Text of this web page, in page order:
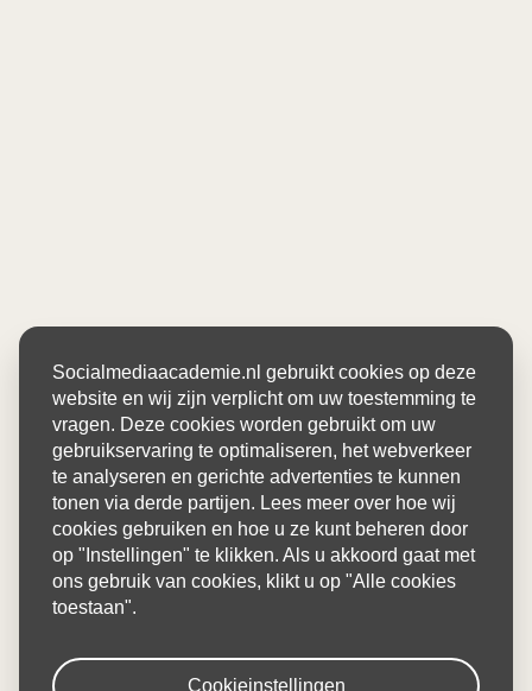
Socialmediaacademie.nl gebruikt cookies op deze
website en wij zijn verplicht om uw toestemming te
vragen. Deze cookies worden gebruikt om uw
gebruikservaring te optimaliseren, het webverkeer
te analyseren en gerichte advertenties te kunnen
tonen via derde partijen. Lees meer over hoe wij
cookies gebruiken en hoe u ze kunt beheren door
op "Instellingen" te klikken. Als u akkoord gaat met
ons gebruik van cookies, klikt u op "Alle cookies
toestaan".
Cookieinstellingen